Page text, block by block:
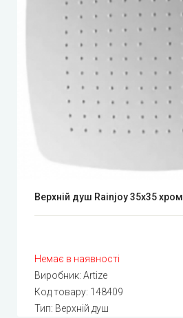
Верхній душ Rainjoy 35x35 хром
Немає в наявності
Виробник: Artize
Код товару: 148409
Тип: Верхній душ